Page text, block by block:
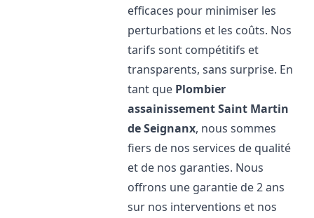
efficaces pour minimiser les
perturbations et les coûts. Nos
tarifs sont compétitifs et
transparents, sans surprise. En
tant que Plombier
assainissementSaint Martin
de Seignanx, nous sommes
fiers de nos services de qualité
et de nos garanties. Nous
offrons une garantie de 2 ans
sur nos interventions et nos